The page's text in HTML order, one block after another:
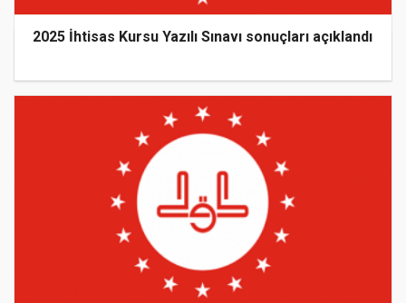
2025 İhtisas Kursu Yazılı Sınavı sonuçları açıklandı